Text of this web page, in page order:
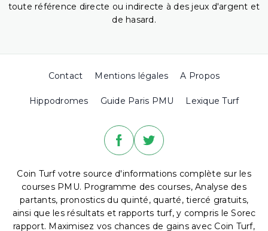
toute référence directe ou indirecte à des jeux d'argent et
de hasard.
Contact Mentions légales A Propos
Hippodromes Guide Paris PMU Lexique Turf
Coin Turf votre source d'informations complète sur les
courses PMU. Programme des courses, Analyse des
partants, pronostics du quinté, quarté, tiercé gratuits,
ainsi que les résultats et rapports turf, y compris le Sorec
rapport. Maximisez vos chances de gains avec Coin Turf,